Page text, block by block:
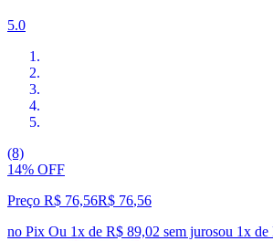
5.0
(8)
14% OFF
Preço R$ 76,56R$ 76,56
no Pix Ou 1x de R$ 89,02 sem jurosou 1x de